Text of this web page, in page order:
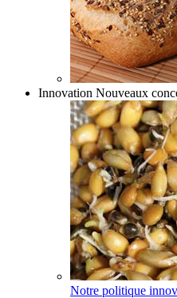
Innovation Nouveaux
Notre politique